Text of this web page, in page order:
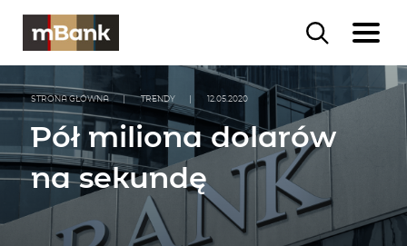
STRONA GŁÓWNA TRENDY 12.05.2020
Pół miliona dolarów
na sekundę